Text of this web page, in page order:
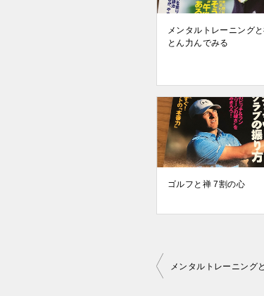
メンタルトレーニング
とん力んでみる
ゴルフと禅 7割の心
投
メンタルトレーニング